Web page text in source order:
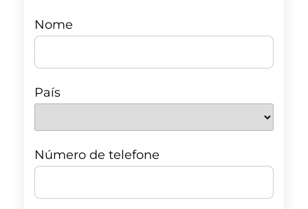
Nome
País
Número de telefone